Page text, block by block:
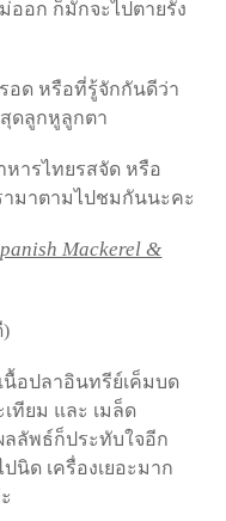
ออก ก็มักจะไปตายรัง
อด หรือที่รู้จักกันดีว่า
สุดลูกหูลูกตา
หารไทยรสจัด หรือ
ามาตามไปชมกันนะคะ
Mackerel &
นื้อปลาอินทรีย์เค็มบด
ทียม และ เมล็ด
ลัพธ์ก็ประทับใจอีก
นิด เครื่องเยอะมาก